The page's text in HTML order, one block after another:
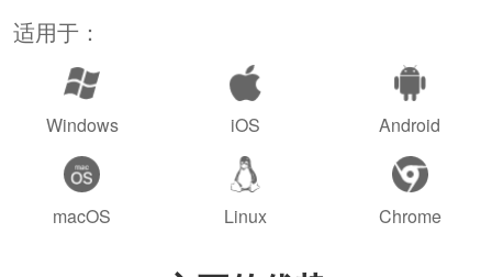
适用于：
Windows iOS Android
macOS Linux Chrome